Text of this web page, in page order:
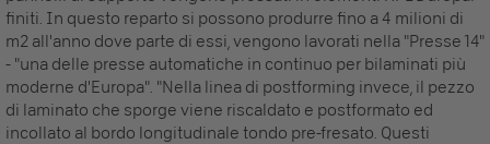
finiti. In questo reparto si possono produrre fino a 4 milioni di
m2 all'anno dove parte di essi, vengono lavorati nella "Presse 14"
- "una delle presse automatiche in continuo per bilaminati più
moderne d'Europa". "Nella linea di postforming invece, il pezzo
di laminato che sporge viene riscaldato e postformato ed
incollato al bordo longitudinale tondo pre-fresato. Questi